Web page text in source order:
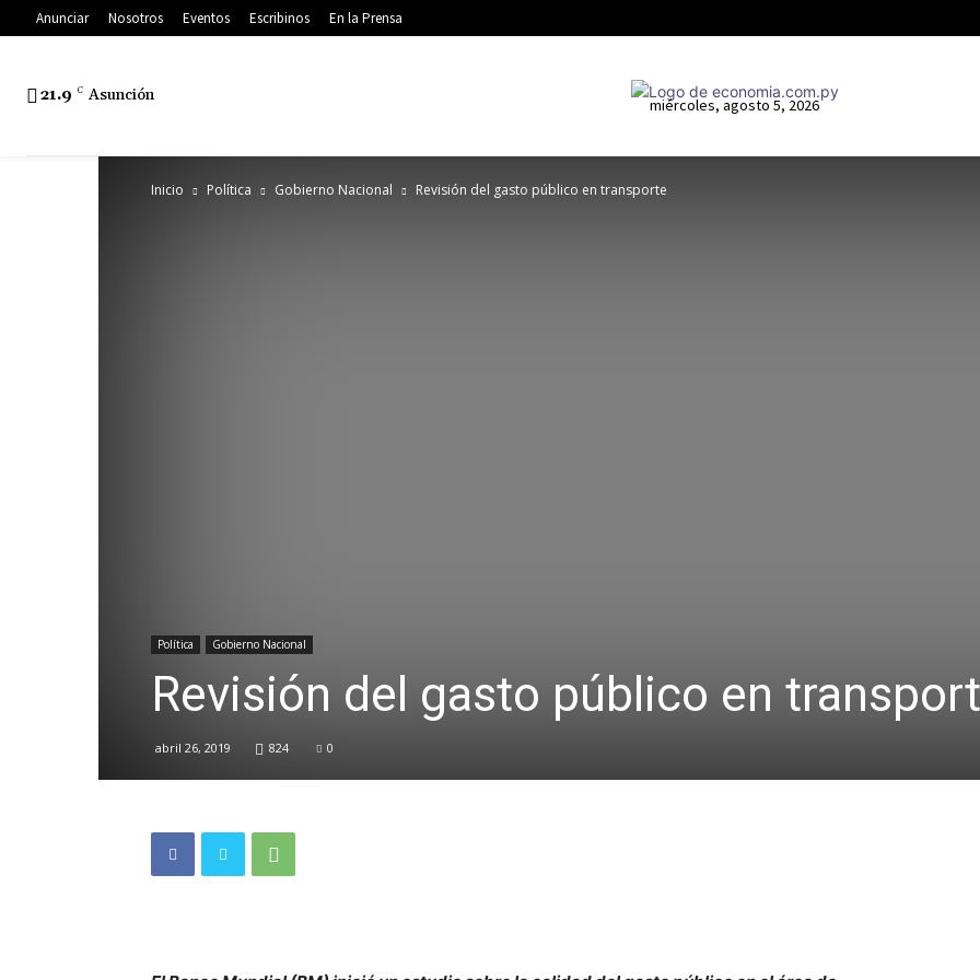
Anunciar Nosotros Eventos Escribinos En la Prensa
21.9 C Asunción miércoles, agosto 5, 2026
Inicio Política Gobierno Nacional Revisión del gasto público en transporte
Política Gobierno Nacional
Revisión del gasto público en
abril 26, 2019 824 0